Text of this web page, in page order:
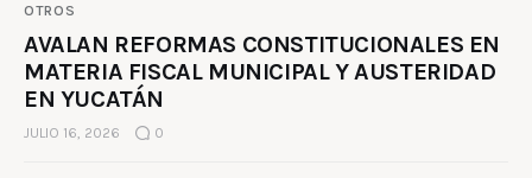
OTROS
AVALAN REFORMAS CONSTITUCIONALES EN
MATERIA FISCAL MUNICIPAL Y AUSTERIDAD
EN YUCATÁN
JULIO 16, 2026 0